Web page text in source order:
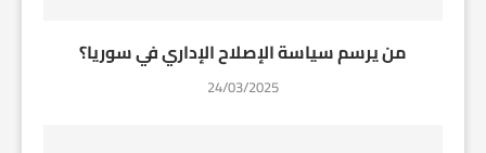
من يرسم سياسة الإصلاح الإداري في سوريا؟
24/03/2025